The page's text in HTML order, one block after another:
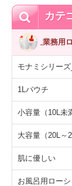
カテ
業務用
モナミシリー
1Lパウチ
小容量（10L未
大容量（20L～
肌に優しい
お風呂用ロー